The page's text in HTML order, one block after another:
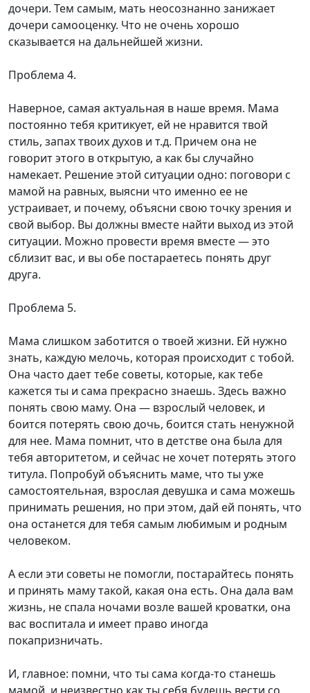
дочери. Тем самым, мать неосознанно занижает
дочери самооценку. Что не очень хорошо
сказывается на дальнейшей жизни.
Проблема 4.
Наверное, самая актуальная в наше время. Мама
постоянно тебя критикует, ей не нравится твой
стиль, запах твоих духов и т.д. Причем она не
говорит этого в открытую, а как бы случайно
намекает. Решение этой ситуации одно: поговори с
мамой на равных, выясни что именно ее не
устраивает, и почему, объясни свою точку зрения и
свой выбор. Вы должны вместе найти выход из этой
ситуации. Можно провести время вместе — это
сблизит вас, и вы обе постараетесь понять друг
друга.
Проблема 5.
Мама слишком заботится о твоей жизни. Ей нужно
знать, каждую мелочь, которая происходит с тобой.
Она часто дает тебе советы, которые, как тебе
кажется ты и сама прекрасно знаешь. Здесь важно
понять свою маму. Она — взрослый человек, и
боится потерять свою дочь, боится стать ненужной
для нее. Мама помнит, что в детстве она была для
тебя авторитетом, и сейчас не хочет потерять этого
титула. Попробуй объяснить маме, что ты уже
самостоятельная, взрослая девушка и сама можешь
принимать решения, но при этом, дай ей понять, что
она останется для тебя самым любимым и родным
человеком.
А если эти советы не помогли, постарайтесь понять
и принять маму такой, какая она есть. Она дала вам
жизнь, не спала ночами возле вашей кроватки, она
вас воспитала и имеет право иногда
покапризничать.
И, главное: помни, что ты сама когда-то станешь